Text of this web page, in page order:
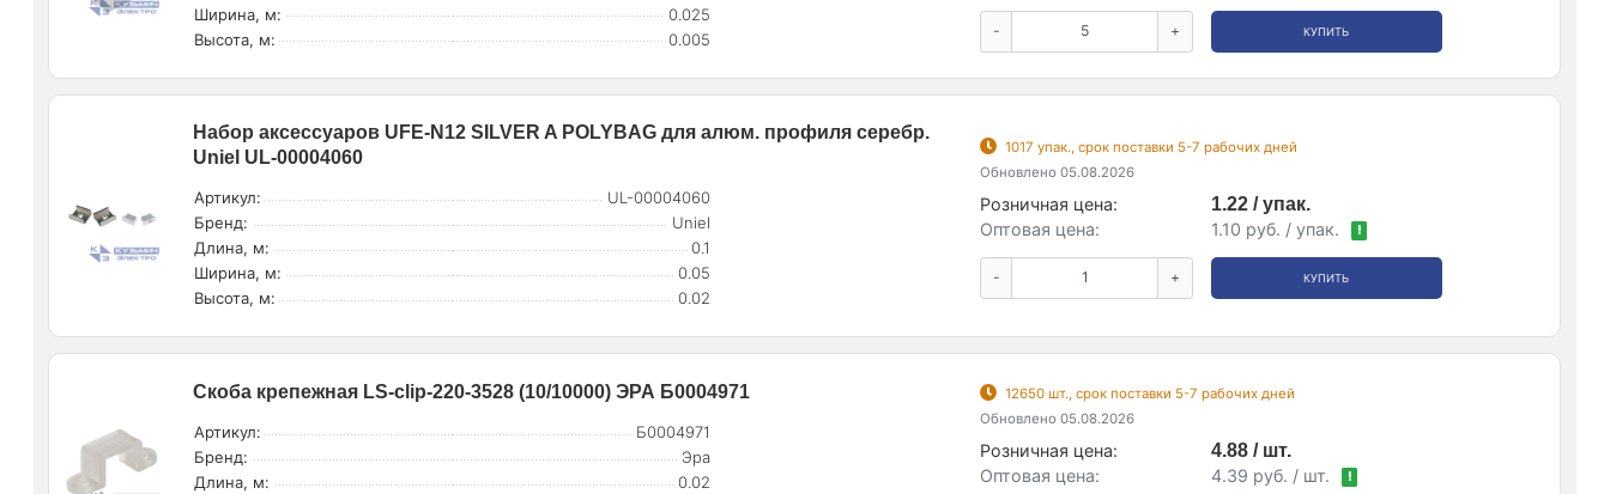
Ширина, м:
0.025
Высота, м:
0.005 - + КУПИТЬ
Набор аксессуаров UFE-N12 SILVER A POLYBAG для алюм. профиля серебр.
Uniel UL-00004060
Артикул:
UL-00004060
Бренд:
Uniel
Длина, м:
0.1
Ширина, м:
0.05
Высота, м:
0.02
1017 упак., срок поставки 5-7 рабочих дней
Обновлено 05.08.2026
Розничная цена:
1.22 / упак.
Оптовая цена:
1.10 руб. / упак. !
- + КУПИТЬ
Скоба крепежная LS-clip-220-3528 (10/10000) ЭРА Б0004971
Артикул:
Б0004971
Бренд:
Эра
Длина, м:
0.02
12650 шт., срок поставки 5-7 рабочих дней
Обновлено 05.08.2026
Розничная цена:
4.88 / шт.
Оптовая цена:
4.39 руб. / шт. !